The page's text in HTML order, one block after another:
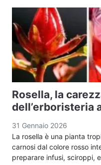
Rosella, la
dell’erboristeria
31 Gennaio 2026
La rosella è una pianta
carnosi dal colore rosso
preparare infusi, sciroppi,